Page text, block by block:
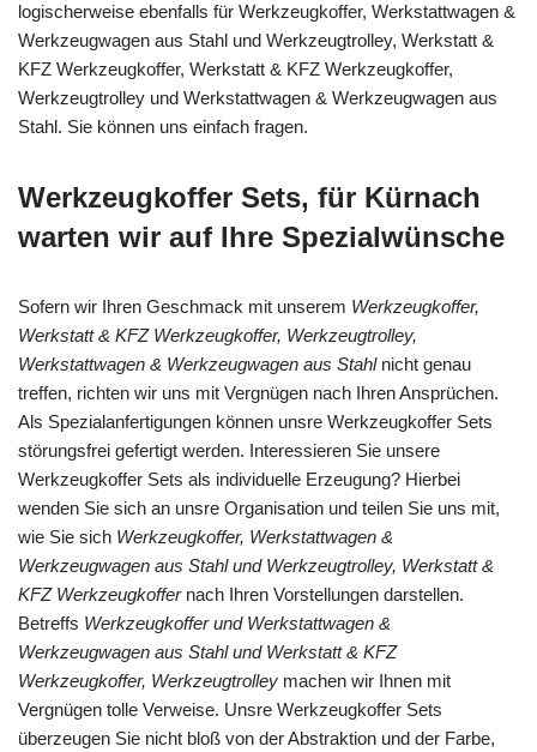
logischerweise ebenfalls für Werkzeugkoffer, Werkstattwagen &
Werkzeugwagen aus Stahl und Werkzeugtrolley, Werkstatt &
KFZ Werkzeugkoffer, Werkstatt & KFZ Werkzeugkoffer,
Werkzeugtrolley und Werkstattwagen & Werkzeugwagen aus
Stahl. Sie können uns einfach fragen.
Werkzeugkoffer Sets, für Kürnach
warten wir auf Ihre Spezialwünsche
Sofern wir Ihren Geschmack mit unserem Werkzeugkoffer,
Werkstatt & KFZ Werkzeugkoffer, Werkzeugtrolley,
Werkstattwagen & Werkzeugwagen aus Stahlnicht genau
treffen, richten wir uns mit Vergnügen nach Ihren Ansprüchen.
Als Spezialanfertigungen können unsre Werkzeugkoffer Sets
störungsfrei gefertigt werden. Interessieren Sie unsere
Werkzeugkoffer Sets als individuelle Erzeugung? Hierbei
wenden Sie sich an unsre Organisation und teilen Sie uns mit,
wie Sie sich Werkzeugkoffer, Werkstattwagen &
Werkzeugwagen aus Stahl und Werkzeugtrolley, Werkstatt &
KFZ Werkzeugkoffernach Ihren Vorstellungen darstellen.
Betreffs Werkzeugkoffer und Werkstattwagen &
Werkzeugwagen aus Stahl und Werkstatt & KFZ
Werkzeugkoffer, Werkzeugtrolley machen wir Ihnen mit
Vergnügen tolle Verweise. Unsre Werkzeugkoffer Sets
überzeugen Sie nicht bloß von der Abstraktion und der Farbe,